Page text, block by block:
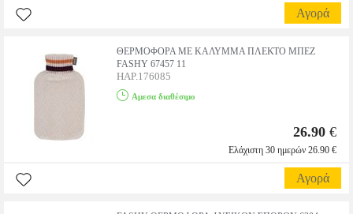
Αγορά
ΘΕΡΜΟΦΟΡΑ ΜΕ ΚΑΛΥΜΜΑ ΠΛΕΚΤΟ ΜΠΕΖ
FASHY 67457 11
HAP.176085
Αμεσα διαθέσιμο
26.90 €
Ελάχιστη 30 ημερών 26.90 €
Αγορά